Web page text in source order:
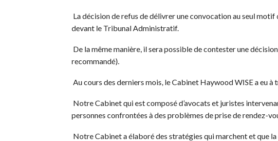
La décision de refus de délivrer une convocation au seul
devant le Tribunal Administratif.
De la même manière, il sera possible de contester une
recommandé).
Au cours des derniers mois, le Cabinet Haywood WISE a eu
Notre Cabinet qui est composé d’avocats et juristes
personnes confrontées à des problèmes de prise de rendez-
Notre Cabinet a élaboré des stratégies qui marchent et que